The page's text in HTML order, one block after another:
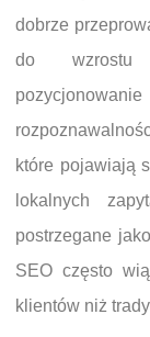
dobrze
do wzrostu
które pojawiają
lokalnych
postrzegane
SEO często
klientów niż